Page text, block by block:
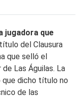
jugadora que
del Clausura
que selló el
Las Águilas. La
que dicho título no
de las